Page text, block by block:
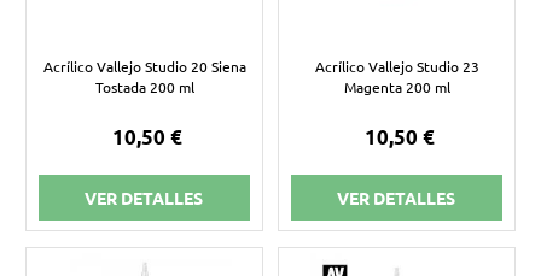
Acrílico Vallejo Studio 20 Siena
Tostada 200 ml
10,50 €
VER DETALLES
Acrílico Vallejo Studio 23
Magenta 200 ml
10,50 €
VER DETALLES